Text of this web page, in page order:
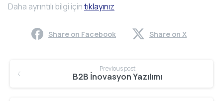
Daha ayrıntılı bilgi içintıklayınız
Share on Facebook Share on X
Reading
Previous post
B2B İnovasyon Yazılımı